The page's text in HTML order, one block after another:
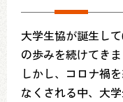
大学生協が誕生し
の歩みを続けてきま
しかし、コロナ禍
なくされる中、大